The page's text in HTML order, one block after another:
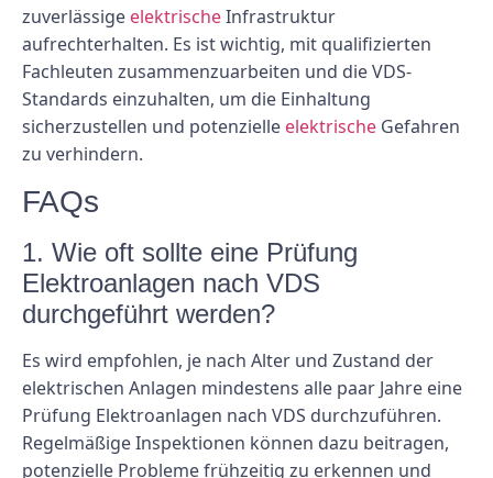
zuverlässige elektrischeInfrastruktur
aufrechterhalten. Es ist wichtig, mit qualifizierten
Fachleuten zusammenzuarbeiten und die VDS-
Standards einzuhalten, um die Einhaltung
sicherzustellen und potenzielle elektrische Gefahren
zu verhindern.
FAQs
1. Wie oft sollte eine Prüfung
Elektroanlagen nach VDS
durchgeführt werden?
Es wird empfohlen, je nach Alter und Zustand der
elektrischen Anlagen mindestens alle paar Jahre eine
Prüfung Elektroanlagen nach VDS durchzuführen.
Regelmäßige Inspektionen können dazu beitragen,
potenzielle Probleme frühzeitig zu erkennen und